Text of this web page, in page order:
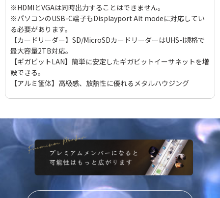
※HDMIとVGAは同時出力することはできません。
※パソコンのUSB-C端子もDisplayport Alt modeに対応してい
る必要があります。
【カードリーダー】SD/MicroSDカードリーダーはUHS-I規格で
最大容量2TB対応。
【ギガビットLAN】簡単に安定したギガビットイーサネットを増
設できる。
【アルミ筐体】高級感、放熱性に優れるメタルハウジング